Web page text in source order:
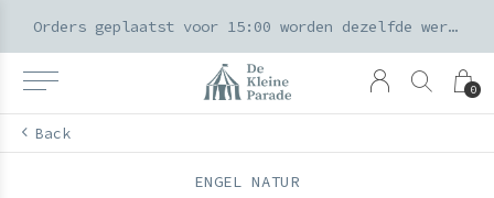
0
Orders geplaatst voor 15:00 worden dezelfde werkdag verzonden
Back
ENGEL NATUR